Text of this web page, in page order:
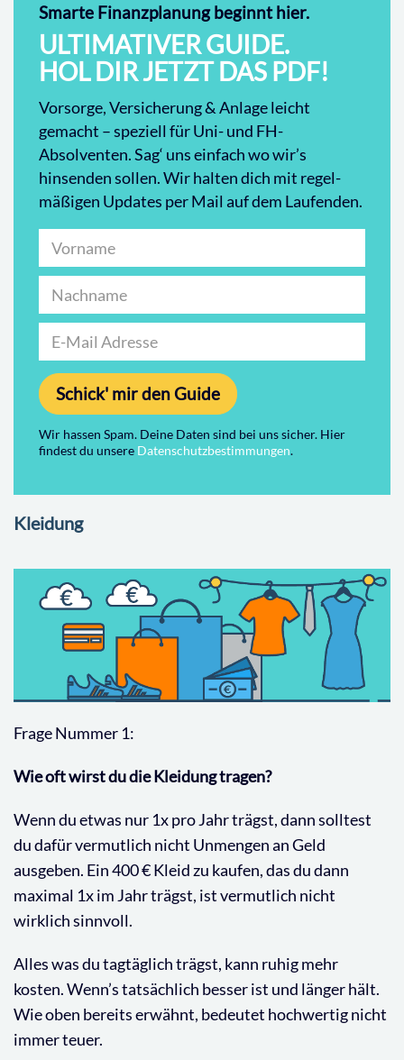
Smarte Finanzplanung beginnt hier.
ULTIMATIVER GUIDE.
HOL DIR JETZT DAS PDF!
Vorsorge, Versicherung & Anlage leicht
gemacht – speziell für Uni- und FH-
Absolventen. Sag‘ uns einfach wo wir’s
hinsenden sollen. Wir halten dich mit regel-
mäßigen Updates per Mail auf dem Laufenden.
Schick' mir den Guide
Wir hassen Spam. Deine Daten sind bei uns sicher. Hier
findest du unsere Datenschutzbestimmungen.
Kleidung
Frage Nummer 1:
Wie oft wirst du die Kleidung tragen?
Wenn du etwas nur 1x pro Jahr trägst, dann solltest
du dafür vermutlich nicht Unmengen an Geld
ausgeben. Ein 400 € Kleid zu kaufen, das du dann
maximal 1x im Jahr trägst, ist vermutlich nicht
wirklich sinnvoll.
Alles was du tagtäglich trägst, kann ruhig mehr
kosten. Wenn’s tatsächlich besser ist und länger hält.
Wie oben bereits erwähnt, bedeutet hochwertig nicht
immer teuer.